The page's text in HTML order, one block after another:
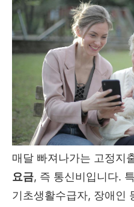
매달 빠져나가는 고정지
요금, 즉 통신비입니다.
기초생활수급자, 장애인